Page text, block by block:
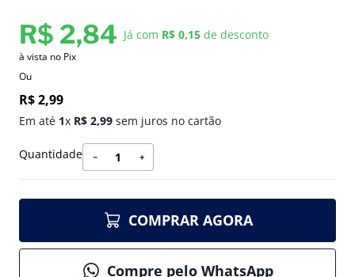
R$ 2,84 Já com R$ 0,15 de desconto
à vista no Pix
Ou
R$2,99
Em até 1x R$ 2,99 sem juros no cartão
Quantidade ＋
－
COMPRAR AGORA
Compre pelo WhatsApp